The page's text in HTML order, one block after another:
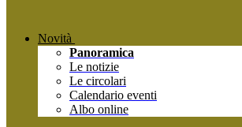
Novità
Panoramica
Le notizie
Le circolari
Calendario eventi
Albo online